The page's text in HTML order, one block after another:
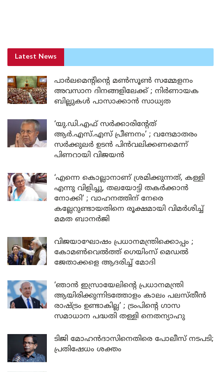
Latest News
പാർലമെന്റിന്റെ മൺസൂൺ സമ്മേളനം
അവസാന ദിനങ്ങളിലേക്ക് ; നിർണായക
ബില്ലുകൾ പാസാക്കാൻ സാധ്യത
‘യു.ഡി.എഫ് സർക്കാരിന്റേത്
ആർ.എസ്.എസ് പ്രീണനം’ ; വന്ദേമാതരം
സർക്കുലർ ഉടൻ പിൻവലിക്കണമെന്ന്
പിണറായി വിജയൻ
‘എന്നെ കൊല്ലാനാണ് ശ്രമിക്കുന്നത്, കള്ളി
എന്നു വിളിച്ചു, തലയോട്ടി തകർക്കാൻ
നോക്കി’ ; വാഹനത്തിന് നേരെ
കല്ലേറുണ്ടായതിനെ രൂക്ഷമായി വിമർശിച്ച്
മമത ബാനർജി
വിജയാഘോഷം പ്രധാനമന്ത്രിക്കൊപ്പം ;
കോമൺവെൽത്ത് ഗെയിംസ് മെഡൽ
ജേതാക്കളെ ആദരിച്ച് മോദി
‘ഞാൻ ഇസ്രായേലിന്റെ പ്രധാനമന്ത്രി
ആയിരിക്കുന്നിടത്തോളം കാലം പലസ്തീൻ
രാഷ്ട്രം ഉണ്ടാകില്ല’ ; ട്രംപിന്റെ ഗാസ
സമാധാന പദ്ധതി തള്ളി നെതന്യാഹു
ടിജി മോഹൻദാസിനെതിരെ പോലീസ് നടപടി;
പ്രതിഷേധം ശക്തം